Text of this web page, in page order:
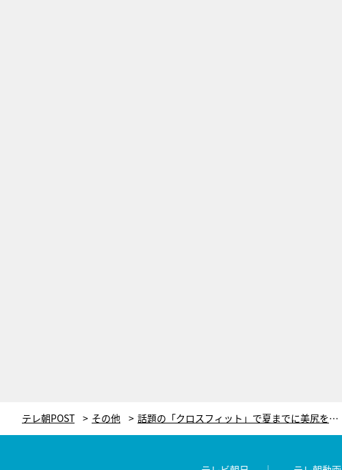
テレ朝POST その他 話題の「クロスフィット」で夏までに美尻を目指す！家で可能な簡単トレーニングを紹介